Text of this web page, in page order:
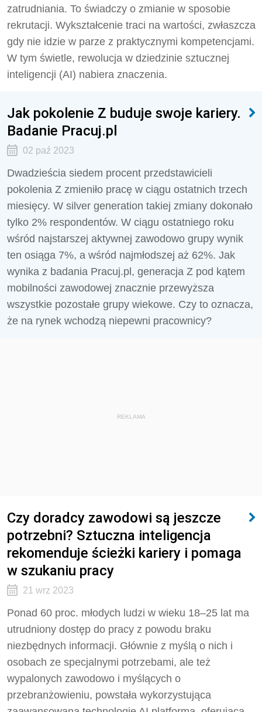
zatrudniania. To świadczy o zmianie w sposobie
rekrutacji. Wykształcenie traci na wartości, zwłaszcza
gdy nie idzie w parze z praktycznymi kompetencjami.
W tym świetle, rewolucja w dziedzinie sztucznej
inteligencji (AI) nabiera znaczenia.
Jak pokolenie Z buduje swoje kariery.
Badanie Pracuj.pl
02 paź 2023
Dwadzieścia siedem procent przedstawicieli
pokolenia Z zmieniło pracę w ciągu ostatnich trzech
miesięcy. W silver generation takiej zmiany dokonało
tylko 2% respondentów. W ciągu ostatniego roku
wśród najstarszej aktywnej zawodowo grupy wynik
ten osiąga 7%, a wśród najmłodszej aż 62%. Jak
wynika z badania Pracuj.pl, generacja Z pod kątem
mobilności zawodowej znacznie przewyższa
wszystkie pozostałe grupy wiekowe. Czy to oznacza,
że na rynek wchodzą niepewni pracownicy?
REKLAMA
Czy doradcy zawodowi są jeszcze
potrzebni? Sztuczna inteligencja
rekomenduje ścieżki kariery i pomaga
w szukaniu pracy
21 wrz 2023
Ponad 60 proc. młodych ludzi w wieku 18–25 lat ma
utrudniony dostęp do pracy z powodu braku
niezbędnych informacji. Głównie z myślą o nich i
osobach ze specjalnymi potrzebami, ale też
wypalonych zawodowo i myślących o
przebranżowieniu, powstała wykorzystująca